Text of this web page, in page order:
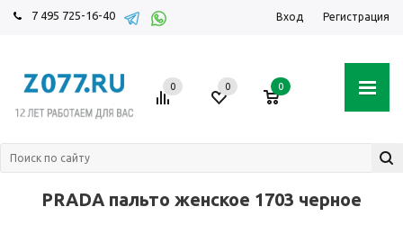
7 495 725-16-40 Вход Регистрация
0 0 0
PRADA пальто женское 1703 черное